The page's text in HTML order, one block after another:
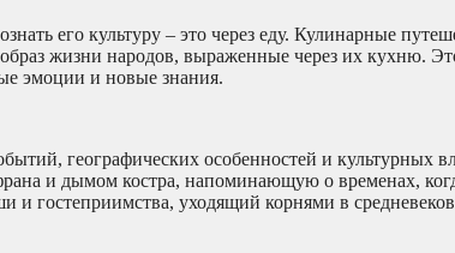
его культуру – это через еду. Кулинарные
жизни народов, выраженные через их кухню.
эмоции и новые знания.
географических особенностей и культурных
и дымом костра, напоминающую о временах,
гостеприимства, уходящий корнями в